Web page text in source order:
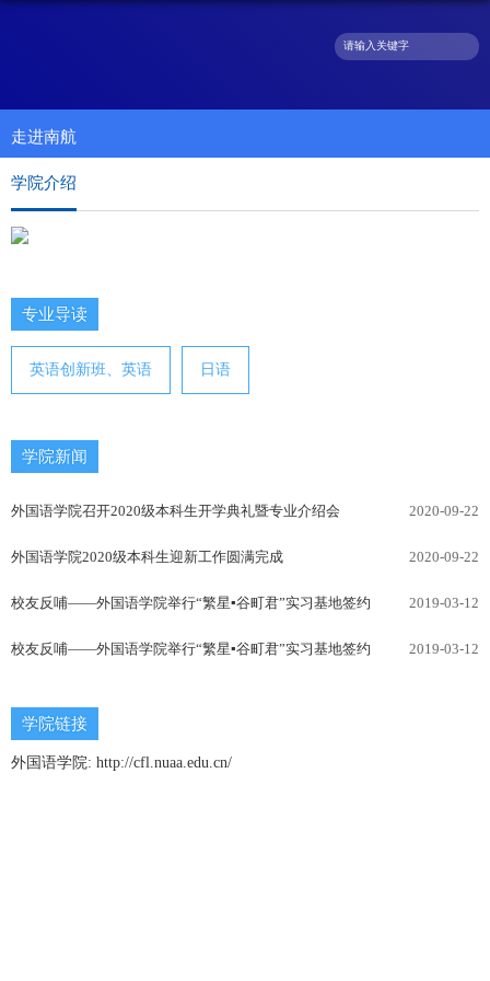
走进南航
学院介绍
专业导读
英语创新班、英语 日语
学院新闻
外国语学院召开2020级本科生开学典礼暨专业介绍会 2020-09-22
外国语学院2020级本科生迎新工作圆满完成 2020-09-22
校友反哺——外国语学院举行“繁星▪谷町君”实习基地签约 2019-03-12
校友反哺——外国语学院举行“繁星▪谷町君”实习基地签约 2019-03-12
学院链接
外国语学院: http://cfl.nuaa.edu.cn/